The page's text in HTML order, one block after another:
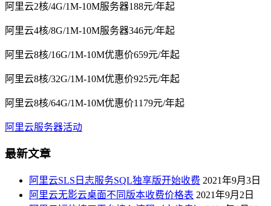
阿里云2核/4G/1M-10M服务器188元/年起
阿里云4核/8G/1M-10M服务器346元/年起
阿里云8核/16G/1M-10M优惠价659元/年起
阿里云8核/32G/1M-10M优惠价925元/年起
阿里云8核/64G/1M-10M优惠价1179元/年起
阿里云服务器活动
最新文章
阿里云SLS日志服务SQL独享版开始收费 2021年9月3日
阿里云无影云桌面不同版本收费价格表 2021年9月2日